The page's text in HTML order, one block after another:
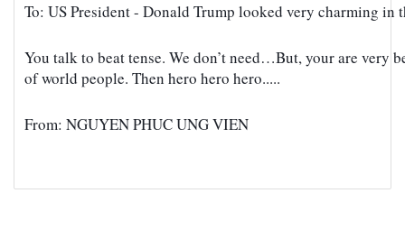
To: US President - Donald Trump looked very charming in
You talk to beat tense. We don’t need…But, your are very
of world people. Then hero hero hero.....
From: NGUYEN PHUC UNG VIEN